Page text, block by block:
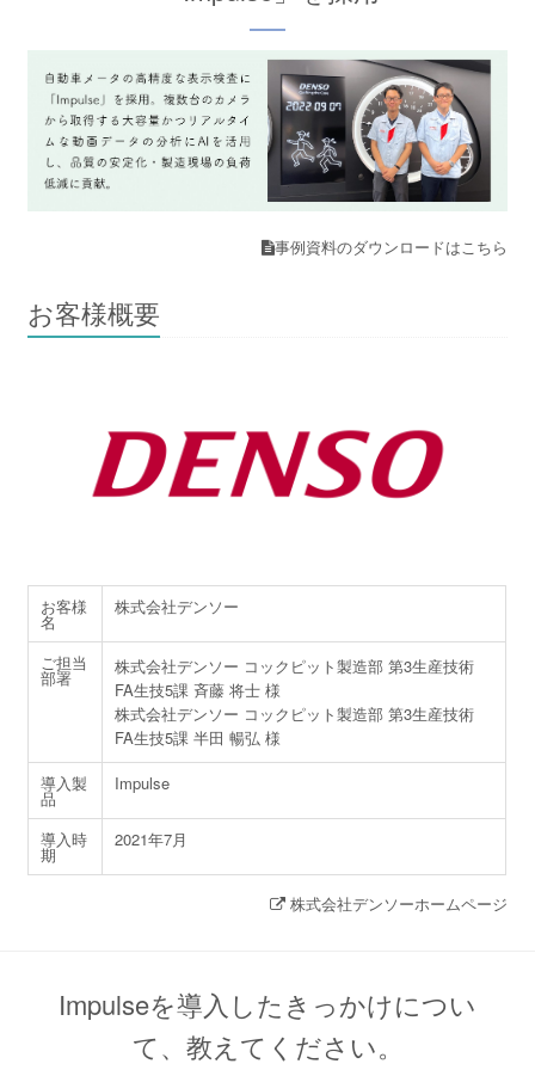
事例資料のダウンロードはこちら
お客様概要
お客様
名
株式会社デンソー
ご担当
部署
株式会社デンソー コックピット製造部 第3生産技術
FA生技5課 斉藤 将士 様
株式会社デンソー コックピット製造部 第3生産技術
FA生技5課 半田 暢弘 様
導入製
品
Impulse
導入時
期
2021年7月
株式会社デンソーホームページ
Impulseを導入したきっかけについ
て、教えてください。